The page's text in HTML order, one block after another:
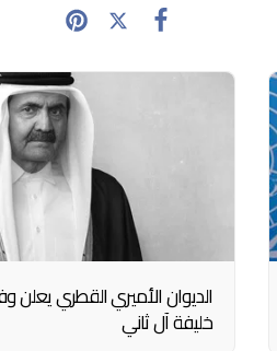
الديوان الأميري القطري يعلن
خليفة آل ثاني